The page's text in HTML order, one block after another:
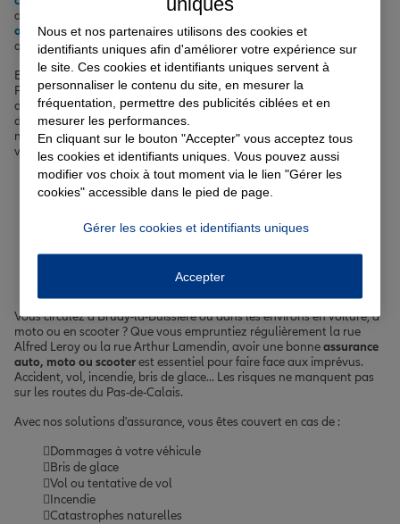
d'une
pour préparer l'avenir ou encore d'une
assurance emprunteurpour votre prêt immobilier, nous avons ce
qu'il vous faut.
Bruay-la-Buissière, ville de plus de 22 000 habitants située dans le
Pas-de-Calais, bénéficie d'un climat océanique. Que vous profitiez
des espaces verts de la commune ou que vous vous baladiez près
des terrils jumeaux des Pommiers, symboles du patrimoine minier,
nous sommes à vos côtés pour vous accompagner au quotidien et
vous proposer des solutions d'assurance sur mesure.
Votre assurance auto, moto
ou scooter à Bruay-la-
Buissière
Vous circulez à Bruay-la-Buissière ou dans les environs en voiture, à
moto ou en scooter ? Que vous empruntiez régulièrement la rue
Alfred Leroy ou la rue Arthur Lamendin, avoir une bonneassurance
auto, moto ou scooterest essentiel pour faire face aux imprévus.
Accident, vol, incendie, bris de glace... Les risques ne manquent pas
sur les routes du Pas-de-Calais.
Avec nos solutions d'assurance, vous êtes couvert en cas de :
Dommages à votre véhicule
Bris de glace
Vol ou tentative de vol
Incendie
Catastrophes naturelles
Nous et nos partenaires utilisons des cookies et
identifiants uniques afin d'améliorer votre expérience sur
le site. Ces cookies et identifiants uniques servent à
personnaliser le contenu du site, en mesurer la
fréquentation, permettre des publicités ciblées et en
mesurer les performances.
En cliquant sur le bouton "Accepter" vous acceptez tous
les cookies et identifiants uniques. Vous pouvez aussi
modifier vos choix à tout moment via le lien "Gérer les
cookies" accessible dans le pied de page.
Gérer les cookies et identifiants uniques
Accepter